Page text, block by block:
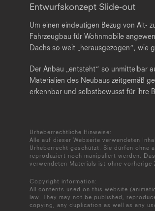
Entwurfskonzept Slide-out
Um einen eindeutigen Bezug von Alt-
Fahrzeugbau für Wohnmobile
Dachs so weit „herausgezogen“, wie
Der Anbau „entsteht“ so unmittelbar
Materialien des Neubaus zeitgemäß
erkennbar und selbstbewusst für ihre
Urheberrechtliche Hinweise:
Alle auf dieser Webseite verwendeten
Urheberrecht geschützt. Sie dürfen ohne
reproduziert noch manipuliert werden.
verwendeten Materials ist ohne vorherige
Copyright information:
All contents used on this website
law. They may not be published,
copying, any duplication as well as any